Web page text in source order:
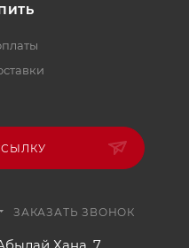
ЗАКАЗАТЬ ЗВОНОК